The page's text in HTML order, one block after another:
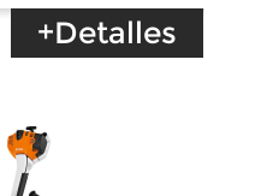
+Detalles